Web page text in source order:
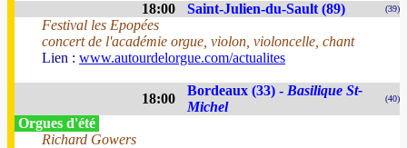
18:00 Saint-Julien-du-Sault (89) (39)
Festival les Epopées
concert de l'académie orgue, violon, violoncelle, chant
Lien : www.autourdelorgue.com/actualites
18:00
Bordeaux (33) - Basilique St-
Michel
(40)
Orgues d'été
Richard Gowers